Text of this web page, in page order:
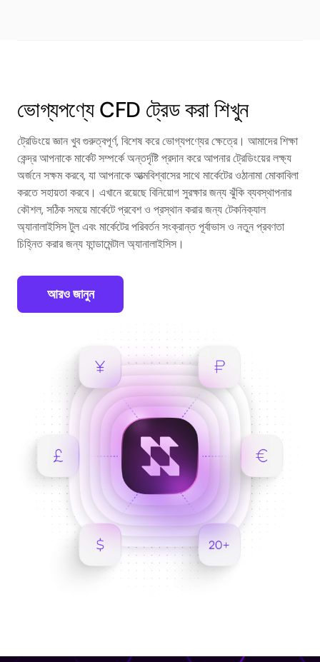
ভোগ্যপণ্যে CFD ট্রেড করা শিখুন
ট্রেডিংয়ে জ্ঞান খুব গুরুত্বপূর্ণ, বিশেষ করে ভোগ্যপণ্যের ক্ষেত্রে। আমাদের শিক্ষা
কেন্দ্র আপনাকে মার্কেট সম্পর্কে অন্তর্দৃষ্টি প্রদান করে আপনার ট্রেডিংয়ের লক্ষ্য
অর্জনে সক্ষম করবে, যা আপনাকে আত্মবিশ্বাসের সাথে মার্কেটের ওঠানামা মোকাবিলা
করতে সহায়তা করবে। এখানে রয়েছে বিনিয়োগ সুরক্ষার জন্য ঝুঁকি ব্যবস্থাপনার
কৌশল, সঠিক সময়ে মার্কেটে প্রবেশ ও প্রস্থান করার জন্য টেকনিক্যাল
অ্যানালাইসিস টুল এবং মার্কেটের পরিবর্তন সংক্রান্ত পূর্বাভাস ও নতুন প্রবণতা
চিহ্নিত করার জন্য ফান্ডামেন্টাল অ্যানালাইসিস।
আরও জানুন